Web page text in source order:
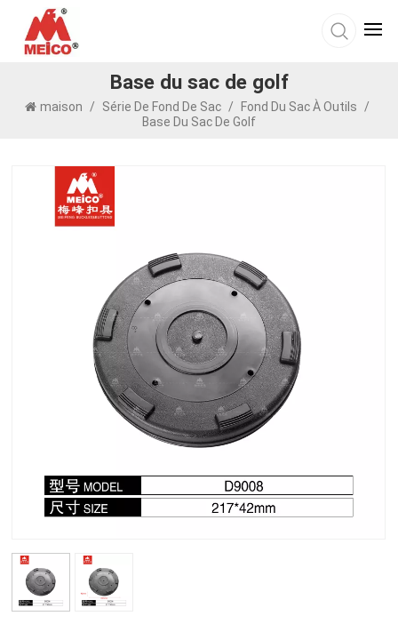
Base du sac de golf
maison / Série De Fond De Sac / Fond Du Sac À Outils
/
Base Du Sac De Golf